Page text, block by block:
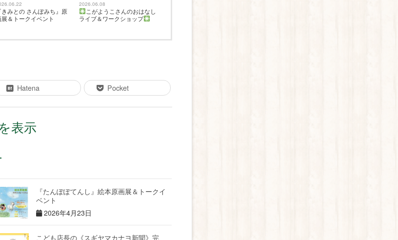
きみとの さんぽみち』原
展＆トークイベント
2026.06.08
こがようこさんのおはなし
ライブ＆ワークショップ
Hatena Pocket
表示
『たんぽぽてんし』絵本原画展＆トークイ
ベント
2026年4月23日
こども店長の《スギヤマカナヨ新聞》完